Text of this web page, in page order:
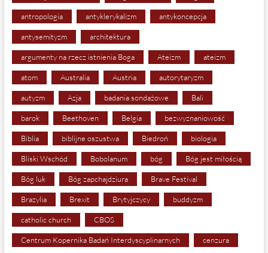
antropologia antyklerykalizm antykoncepcja
antysemityzm architektura
argumenty na rzecz istnienia Boga Ateizm ateizm
atom Australia Austria autorytaryzm
autyzm Azja badania sondażowe Bali
barok Beethoven Belgia bezwyznaniowość
Biblia biblijne oszustwa Biedroń biologia
Bliski Wschód Bobolanum bóg Bóg jest miłością
Bóg luk Bóg zapchajdziura Brave Festival
Brazylia Brexit Brytyjczycy buddyzm
catholic church CBOS
Centrum Kopernika Badań Interdyscyplinarnych cenzura